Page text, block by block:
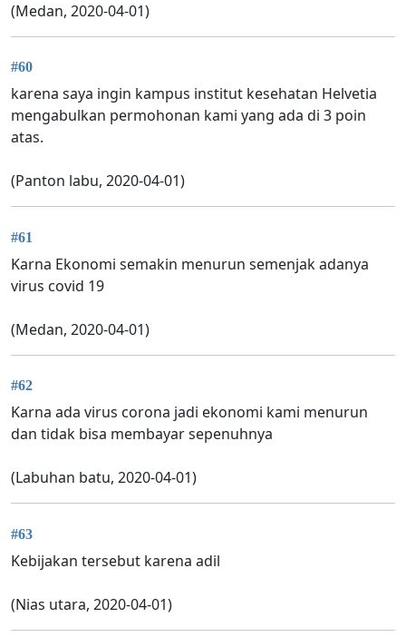
(Medan, 2020-04-01)
#60
karena saya ingin kampus institut kesehatan Helvetia
mengabulkan permohonan kami yang ada di 3 poin
atas.
(Panton labu, 2020-04-01)
#61
Karna Ekonomi semakin menurun semenjak adanya
virus covid 19
(Medan, 2020-04-01)
#62
Karna ada virus corona jadi ekonomi kami menurun
dan tidak bisa membayar sepenuhnya
(Labuhan batu, 2020-04-01)
#63
Kebijakan tersebut karena adil
(Nias utara, 2020-04-01)